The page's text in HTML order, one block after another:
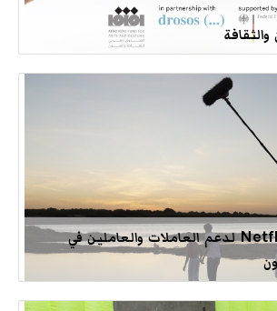
والثقافة
برنامج آفاق -Netflix لدعم العاملات والعاملين في